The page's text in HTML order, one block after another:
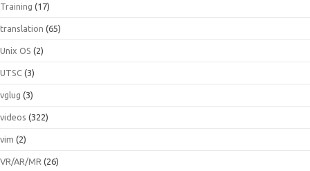
Training (17)
translation (65)
Unix OS (2)
UTSC (3)
vglug (3)
videos (322)
vim (2)
VR/AR/MR (26)